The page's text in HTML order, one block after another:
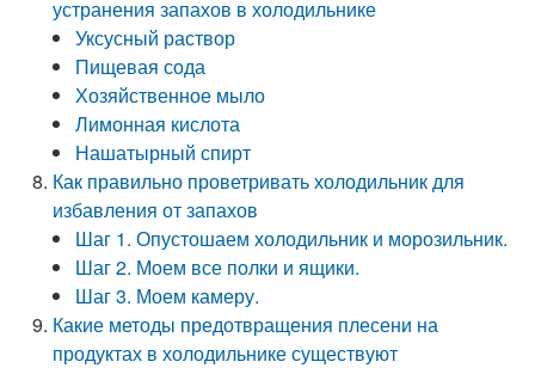
устранения запахов в холодильнике
Уксусный раствор
Пищевая сода
Хозяйственное мыло
Лимонная кислота
Нашатырный спирт
Как правильно проветривать холодильник для
избавления от запахов
Шаг 1. Опустошаем холодильник и морозильник.
Шаг 2. Моем все полки и ящики.
Шаг 3. Моем камеру.
Какие методы предотвращения плесени на
продуктах в холодильнике существуют